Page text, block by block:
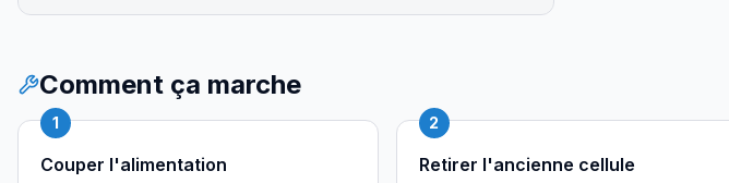
Comment ça marche
1
Couper l'alimentation
2
Retirer l'ancienne cellule